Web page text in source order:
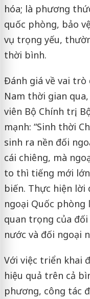
hóa; là phương
quốc phòng, bảo
vụ trọng yếu,
thời bình.
Đánh giá về vai trò
Nam thời gian
viên Bộ Chính trị,
mạnh: “Sinh thời
sinh ra nền đối
cái chiêng, mà
to thì tiếng mới
biến. Thực hiện lời
ngoại Quốc
quan trọng của
nước và đối ngoại
Với việc triển khai
hiệu quả trên cả
phương, công tác